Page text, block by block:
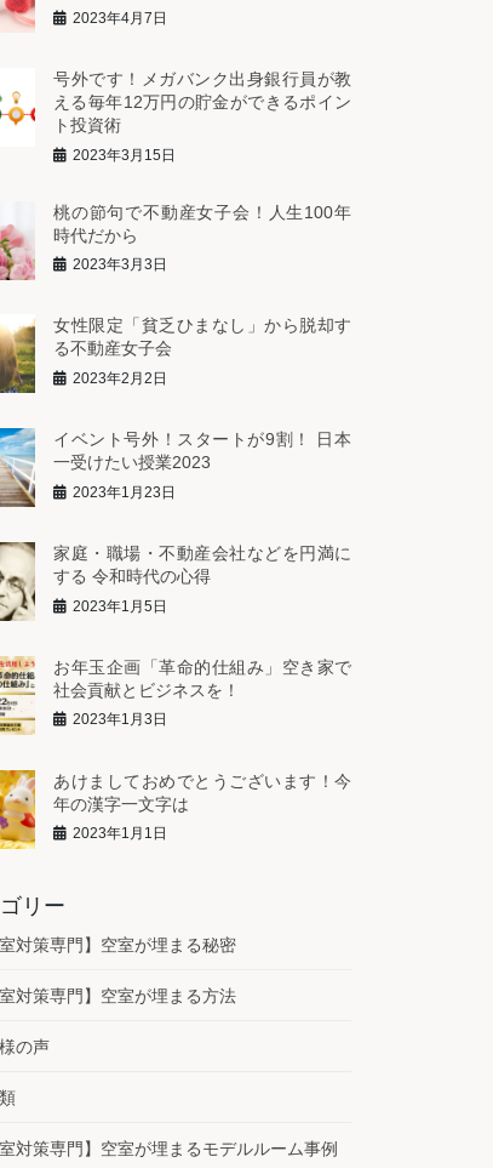
2023年4月7日
号外です！メガバンク出身銀行員が教
える毎年12万円の貯金ができるポイン
ト投資術
2023年3月15日
桃の節句で不動産女子会！人生100年
時代だから
2023年3月3日
女性限定「貧乏ひまなし」から脱却す
る不動産女子会
2023年2月2日
イベント号外！スタートが9割！ 日本
一受けたい授業2023
2023年1月23日
家庭・職場・不動産会社などを円満に
する 令和時代の心得
2023年1月5日
お年玉企画「革命的仕組み」空き家で
社会貢献とビジネスを！
2023年1月3日
あけましておめでとうございます！今
年の漢字一文字は
2023年1月1日
リー
室対策専門】空室が埋まる秘密
室対策専門】空室が埋まる方法
の声
室対策専門】空室が埋まるモデルルーム事例